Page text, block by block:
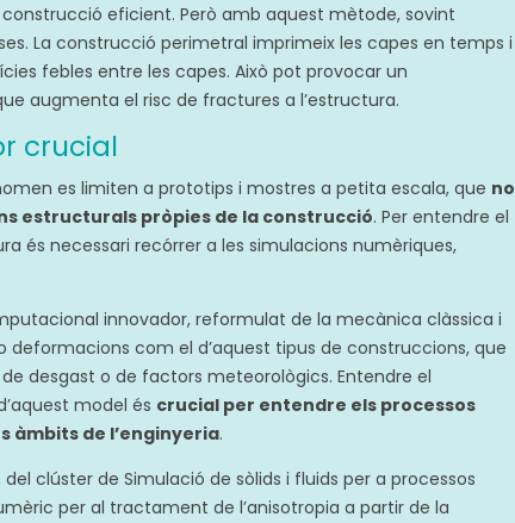
eficient. Però amb aquest mètode, sovint
La construcció perimetral imprimeix les capes en temps i
febles entre les capes. Això pot provocar un
augmenta el risc de fractures a l’estructura.
crucial
es limiten a prototips i mostres a petita escala, que no
estructurals pròpies de la construcció. Per entendre el
és necessari recórrer a les simulacions numèriques,
innovador, reformulat de la mecànica clàssica i
com el d’aquest tipus de construccions, que
desgast o de factors meteorològics. Entendre el
model és crucial per entendre els processos
àmbits de l’enginyeria.
clúster de Simulació de sòlids i fluids per a processos
per al tractament de l’anisotropia a partir de la